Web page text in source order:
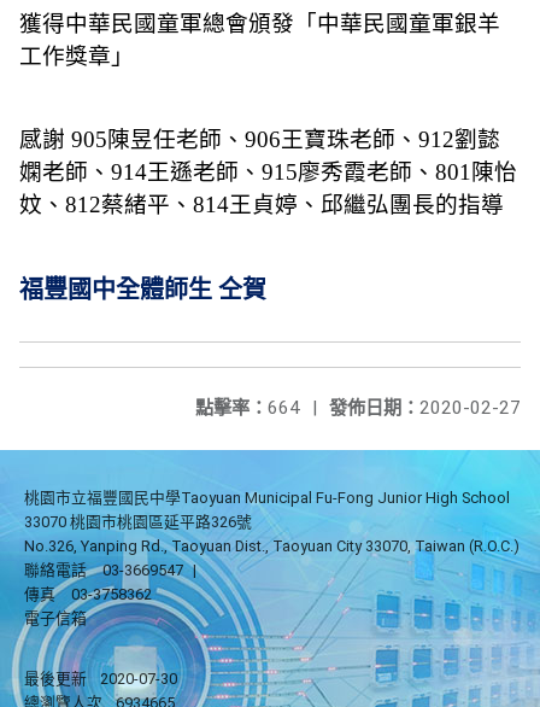
獲得中華民國童軍總會頒發「中華民國童軍銀羊
工作獎章」
感謝 905陳昱任老師、 906王寶珠老師、 912劉懿
嫻老師、 914王遜老師、 915廖秀霞老師、 801 陳怡
妏、 812蔡緒平、 814王貞婷、邱繼弘團長的指導
福豐國中全體師生 仝賀
發佈日期： 2020-02-27
點擊率： 664 |
桃園市立福豐國民中學Taoyuan Municipal Fu-Fong Junior High School
33070 桃園市桃園區延平路326號
No.326, Yanping Rd., Taoyuan Dist., Taoyuan City 33070, Taiwan (R.O.C.)
聯絡電話
03-3669547 |
傳真
03-3758362
電子信箱
最後更新
2020-07-30
總瀏覽人次
6934665